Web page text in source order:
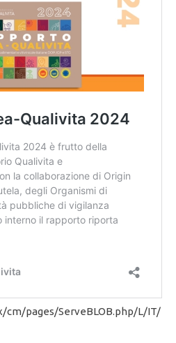
pages/ServeBLOB.php/L/IT/